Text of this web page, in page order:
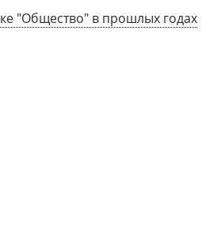
"Общество" в прошлых годах